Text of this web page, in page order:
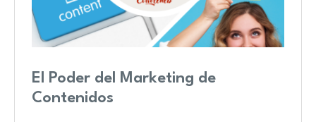
El Poder del Marketing de
Contenidos